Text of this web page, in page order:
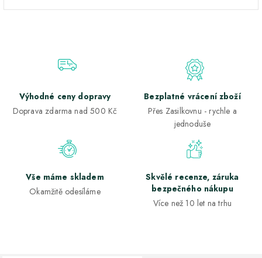
Výhodné ceny dopravy
Doprava zdarma nad 500 Kč
Bezplatné vrácení zboží
Přes Zasilkovnu - rychle a
jednoduše
Vše máme skladem
Okamžitě odesíláme
Skvělé recenze, záruka
bezpečného nákupu
Více než 10 let na trhu